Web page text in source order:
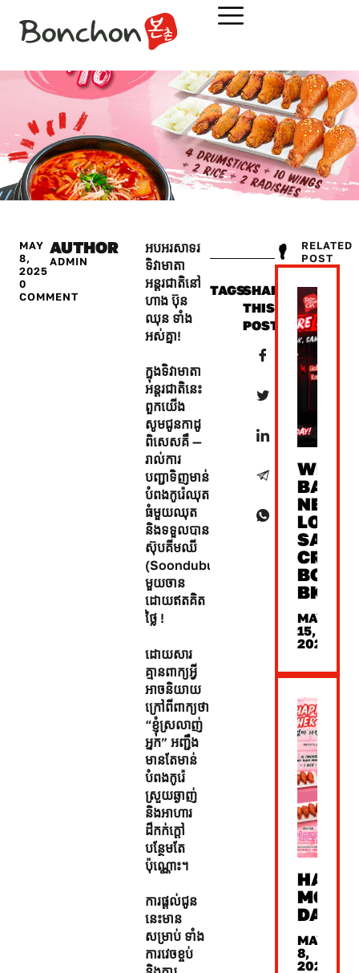
AUTHOR
ADMIN
MAY
8,
2025
0
COMMENT
អបអរសាទរ
ទិវាមាតា
អន្តរជាតិនៅ
ហាង ប៊ុន
ឈុន ទាំង
អស់គ្នា!
ក្នុងទិវាមាតា
អន្តរជាតិនេះ
ពួកយើង
សូមជូនកាដូ
ពិសេសគឺ —
រាល់ការ
បញ្ជាទិញមាន់
បំពងកូរ៉េឈុត
ធំមួយឈុត
និងទទួលបាន
ស៊ុបគីមឈី
(Soondubu)
មួយចាន
ដោយឥតគិត
ថ្លៃ !
ដោយសារ
គ្មានពាក្យអ្វី
អាចនិយាយ
ក្រៅពីពាក្យថា
“ខ្ញុំស្រលាញ់
អ្នក” អញ្ជឹង
មានតែមាន់
បំពងកូរ៉េ
ស្រួយឆ្ងាញ់
និងអាហារ
ដ៏កក់ក្តៅ
បន្ថែមតែ
ប៉ុណ្ណោះ។
ការផ្តល់ជូន
នេះមាន
សម្រាប់ ទាំង
ការវេចខ្ចប់
TAGSSHARE
THIS
POST:
RELATED
POST​
WE’RE
BACK
NEW
LOOK,
SAME
BKK
MAY
15,
2026
DAY
MAY
8,
2026